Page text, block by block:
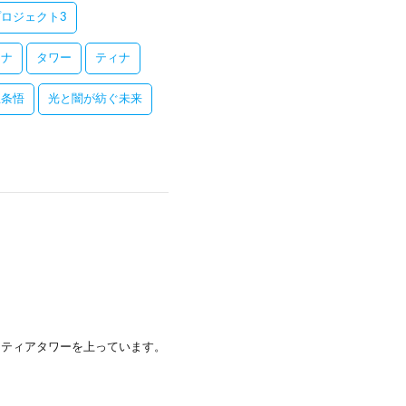
ジェクト3
タワー ティナ
悟 光と闇が紡ぐ未来
ィアタワーを上っています。